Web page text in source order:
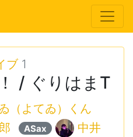
ブ1
/ ぐりはまT
（よてゐ）くん
ASax 中井